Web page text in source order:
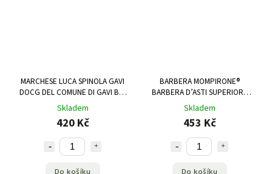
MARCHESE LUCA SPINOLA GAVI
DOCG DEL COMUNE DI GAVI BIO
0,75 L
Skladem
420 Kč
Do košíku
BARBERA MOMPIRONE®
BARBERA D’ASTI SUPERIORE
DOCG 0,75 L
Skladem
453 Kč
Do košíku